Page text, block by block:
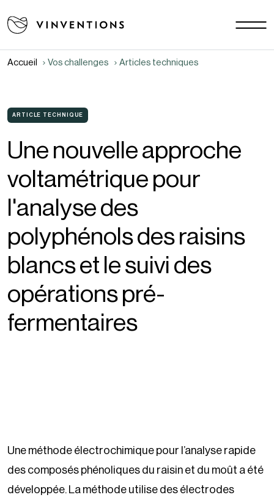
Nos solutions
Vos challenges
Contact
Carrière
Actualités
Documents
FAQ
Accueil Vos challenges Articles techniques
ARTICLE TECHNIQUE
Une nouvelle approche
voltamétrique pour
l'analyse des
polyphénols des raisins
blancs et le suivi des
opérations pré-
fermentaires
Une méthode électrochimique pour l’analyse rapide
des composés phénoliques du raisin et du moût a été
développée. La méthode utilise des électrodes